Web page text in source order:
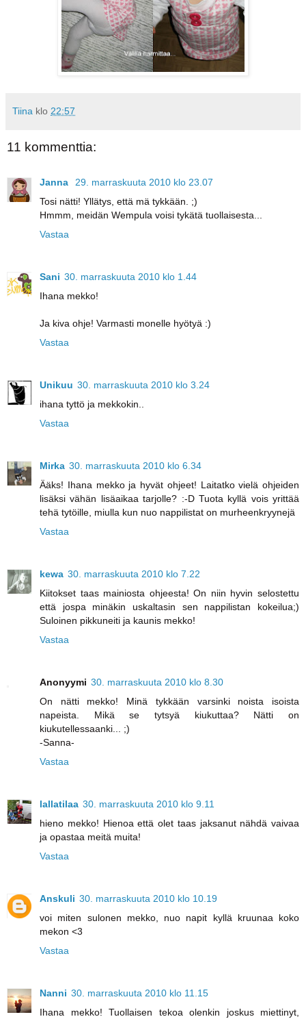
Tiina klo 22:57
11 kommenttia:
Janna
29. marraskuuta 2010 klo 23.07
Tosi nätti! Yllätys, että mä tykkään. ;)
Hmmm, meidän Wempula voisi tykätä tuollaisesta...
Vastaa
Sani 30. marraskuuta 2010 klo 1.44
Ihana mekko!
Ja kiva ohje! Varmasti monelle hyötyä :)
Vastaa
Unikuu 30. marraskuuta 2010 klo 3.24
ihana tyttö ja mekkokin..
Vastaa
Mirka 30. marraskuuta 2010 klo 6.34
Ääks! Ihana mekko ja hyvät ohjeet! Laitatko vielä ohjeiden
lisäksi vähän lisäaikaa tarjolle? :-D Tuota kyllä vois yrittää
tehä tytöille, miulla kun nuo nappilistat on murheenkryynejä
Vastaa
kewa 30. marraskuuta 2010 klo 7.22
Kiitokset taas mainiosta ohjeesta! On niin hyvin selostettu
että jospa minäkin uskaltasin sen nappilistan kokeilua;)
Suloinen pikkuneiti ja kaunis mekko!
Vastaa
Anonyymi 30. marraskuuta 2010 klo 8.30
On nätti mekko! Minä tykkään varsinki noista isoista
napeista. Mikä se tytsyä kiukuttaa? Nätti on
kiukutellessaanki... ;)
-Sanna-
Vastaa
lallatilaa 30. marraskuuta 2010 klo 9.11
hieno mekko! Hienoa että olet taas jaksanut nähdä vaivaa
ja opastaa meitä muita!
Vastaa
Anskuli 30. marraskuuta 2010 klo 10.19
voi miten sulonen mekko, nuo napit kyllä kruunaa koko
mekon <3
Vastaa
Nanni 30. marraskuuta 2010 klo 11.15
Ihana mekko! Tuollaisen tekoa olenkin joskus miettinyt,